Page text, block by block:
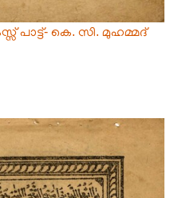
പാട്ട്- കെ. സി. മുഹമ്മദ്